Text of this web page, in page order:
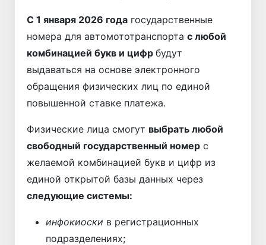
С 1 января 2026 года государственные
номера для автомототранспорта с любой
комбинацией букв и цифр будут
выдаваться на основе электронного
обращения физических лиц по единой
повышенной ставке платежа.
Физические лица смогут выбрать любой
свободный государственный номер с
желаемой комбинацией букв и цифр из
единой открытой базы данных через
следующие системы:
инфокиоски в регистрационных
подразделениях;